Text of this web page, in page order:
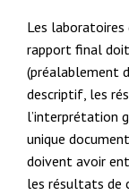
Les
rapport final
(préalablement
descriptif, les
l’interprétation
unique
doivent avoir
les résultats de